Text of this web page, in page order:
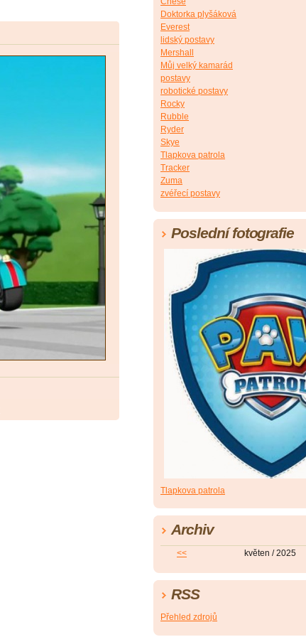
Doktorka plyšáková
Everest
lidský postavy
Mershall
Můj velký kamarád
postavy
robotické postavy
Rocky
Rubble
Ryder
Skye
Tlapkova patrola
Tracker
Zuma
zvéřecí postavy
Poslední fotografie
Tlapkova patrola
Archiv
<< květen / 2025
RSS
Přehled zdrojů